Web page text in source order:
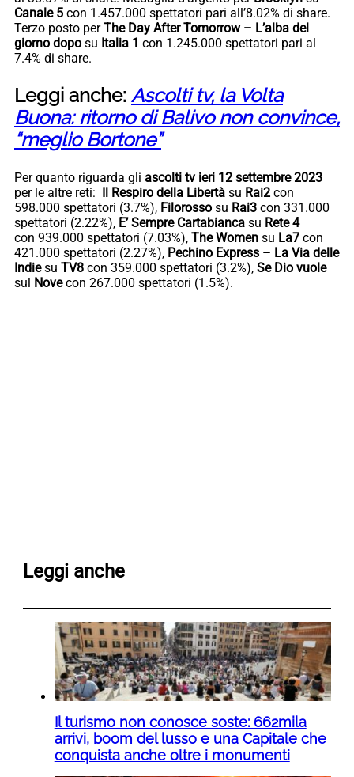
Canale 5 con 1.457.000 spettatori pari all’8.02% di share.
Terzo posto perThe Day After Tomorrow – L’alba del
giorno dopo su Italia 1 con 1.245.000 spettatori pari al
7.4% di share.
Leggi anche: Ascolti tv, la Volta
Buona: ritorno di Balivo non convince,
“meglio Bortone”
Per quanto riguarda gli ascolti tv ieri 12 settembre 2023
per le altre reti:
Il Respiro della Libertà su Rai2 con
598.000 spettatori (3.7%), Filorosso su Rai3 con 331.000
spettatori (2.22%), E’ Sempre Cartabianca su Rete 4
con 939.000 spettatori (7.03%), The Women su La7 con
421.000 spettatori (2.27%), Pechino Express – La Via delle
Indiesu TV8 con 359.000 spettatori (3.2%), Se Dio vuole
sul
Novecon 267.000 spettatori (1.5%).
Leggi anche
Il turismo non conosce soste: 662mila
arrivi, boom del lusso e una Capitale che
conquista anche oltre i monumenti